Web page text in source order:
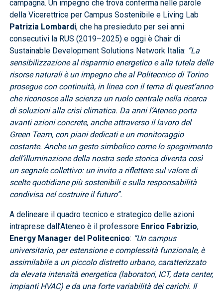
campagna. Un impegno che trova conferma nelle parole
della Vicerettrice per Campus Sostenibile e Living Lab
Patrizia Lombardi, che ha presieduto per sei anni
consecutivi la RUS (2019–2025) e oggi è Chair di
Sustainable Development Solutions Network Italia: “La
sensibilizzazione al risparmio energetico e alla tutela delle
risorse naturali è un impegno che al Politecnico di Torino
prosegue con continuità, in linea con il tema di quest’anno
che riconosce alla scienza un ruolo centrale nella ricerca
di soluzioni alla crisi climatica. Da anni l’Ateneo porta
avanti azioni concrete, anche attraverso il lavoro del
Green Team, con piani dedicati e un monitoraggio
costante. Anche un gesto simbolico come lo spegnimento
dell’illuminazione della nostra sede storica diventa così
un segnale collettivo: un invito a riflettere sul valore di
scelte quotidiane più sostenibili e sulla responsabilità
condivisa nel costruire il futuro”.
A delineare il quadro tecnico e strategico delle azioni
intraprese dall’Ateneo è il professore Enrico Fabrizio,
Energy Manager del Politecnico: “Un campus
universitario, per estensione e complessità funzionale, è
assimilabile a un piccolo distretto urbano, caratterizzato
da elevata intensità energetica (laboratori, ICT, data center,
impianti HVAC) e da una forte variabilità dei carichi. Il